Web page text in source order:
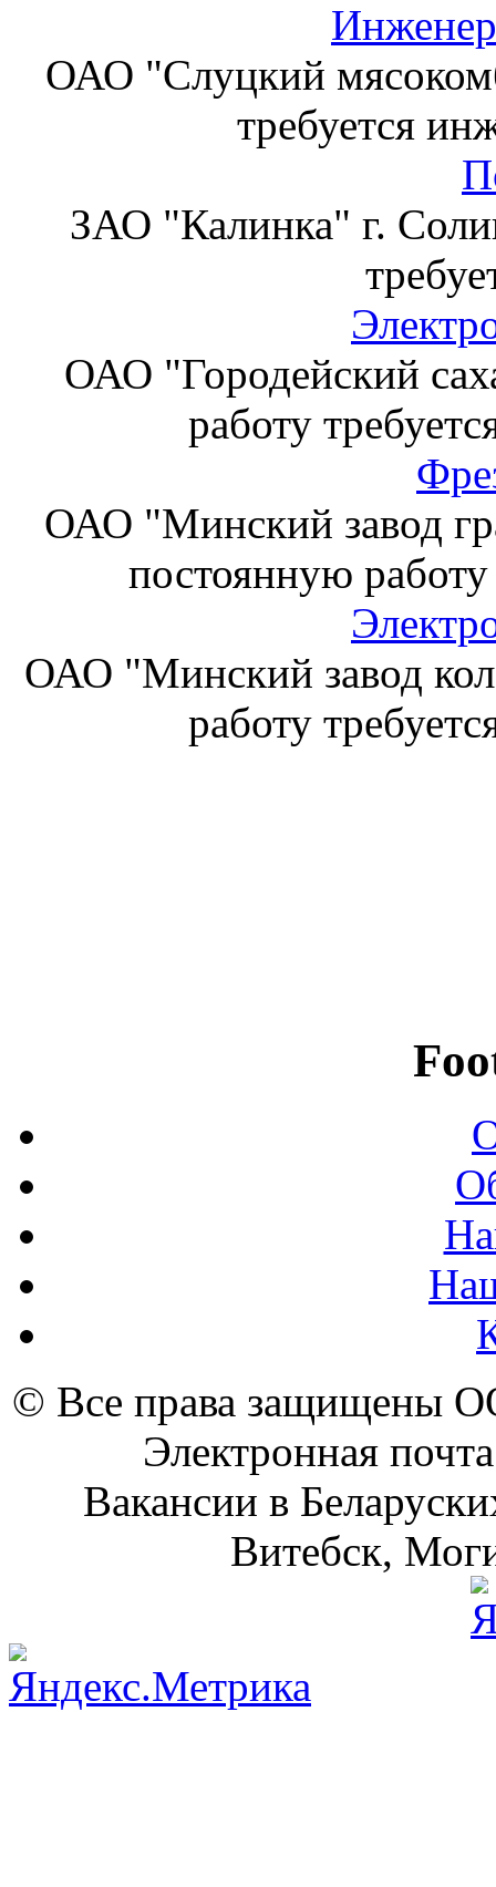
ОАО "Слуцкий
требуется
ЗАО "Калинка" г.
ОАО "Городейский
работу
ОАО "Минский завод
постоянную
ОАО "Минский завод
работу
© Все права
Электронная
Вакансии в
Витебск,